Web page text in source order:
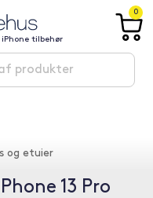
iPhone tilbehør
0
og etuier
13 Pro